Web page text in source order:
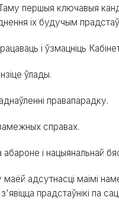
першыя ключавыя
іх будучым
і ўзмацніць
ўлады.
правапарадку.
справах.
абароне і нацыянальнай
адсутнасці маімі
прадстаўнікі па